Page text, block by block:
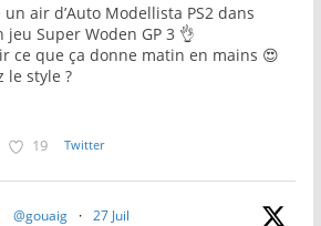
un air d’Auto Modellista PS2 dans
jeu Super Woden GP 3 👌
ce que ça donne matin en mains 😍
le style ?
19 Twitter
@gouaig · 27 Juil